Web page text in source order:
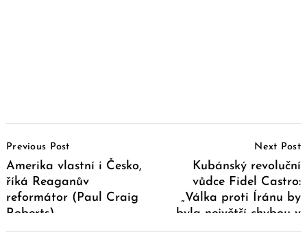
Navigation
Previous Post
Amerika vlastní i Česko,
říká Reaganův
reformátor (Paul Craig
Roberts)
Next Post
Kubánský revoluční
vůdce Fidel Castro:
„Válka proti Íránu by
byla největší chybou v
historii USA.“